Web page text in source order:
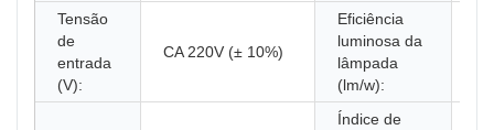
Tensão
de
entrada
(V):
CA 220V (± 10%)
Eficiência
luminosa da
lâmpada
(lm/w):
Índice de